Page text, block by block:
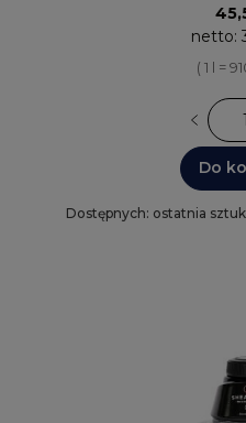
netto:
( 1 l =
Do
Dostępnych: ostatnia